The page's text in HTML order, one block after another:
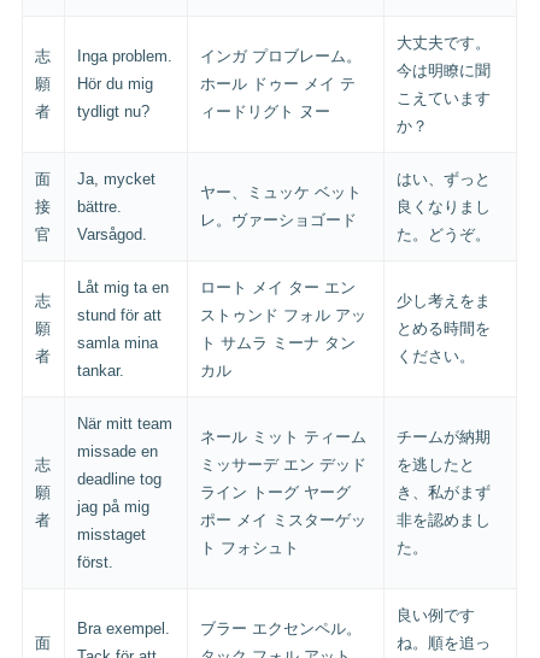
志
願
者
Inga problem.
Hör du mig
tydligt nu?
インガ プロブレーム。
ホール ドゥー メイ テ
ィードリグト ヌー
大丈夫です。
今は明瞭に聞
こえています
か？
面
接
官
Ja, mycket
bättre.
Varsågod.
ヤー、ミュッケ ベット
レ。ヴァーショゴード
はい、ずっと
良くなりまし
た。どうぞ。
志
願
者
Låt mig ta en
stund för att
samla mina
tankar.
ロート メイ ター エン
ストゥンド フォル アッ
ト サムラ ミーナ タン
カル
少し考えをま
とめる時間を
ください。
志
願
者
När mitt team
missade en
deadline tog
jag på mig
misstaget
först.
ネール ミット ティーム
ミッサーデ エン デッド
ライン トーグ ヤーグ
ポー メイ ミスターゲッ
ト フォシュト
チームが納期
を逃したと
き、私がまず
非を認めまし
た。
面
Bra exempel.
ブラー エクセンペル。
良い例です
ね。順を追っ